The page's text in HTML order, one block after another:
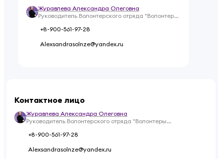
Журавлева Александра Олеговна
Руководитель Волонтерского отряда "Волонтеры
+8-900-561-97-28
Alexsandrasolnze@yandex.ru
Контактное лицо
Журавлева Александра Олеговна
Руководитель Волонтерского отряда "Волонтеры
+8-900-561-97-28
Alexsandrasolnze@yandex.ru